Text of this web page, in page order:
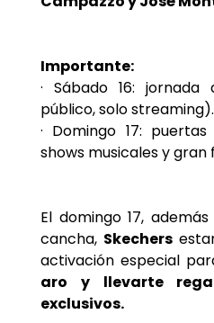
Importante:
· Sábado 16: jornada
público, solo streaming).
· Domingo 17:
shows musicales y gran
El domingo 17,
cancha, Skechers
activación especial
aro y llevarte
exclusivos.